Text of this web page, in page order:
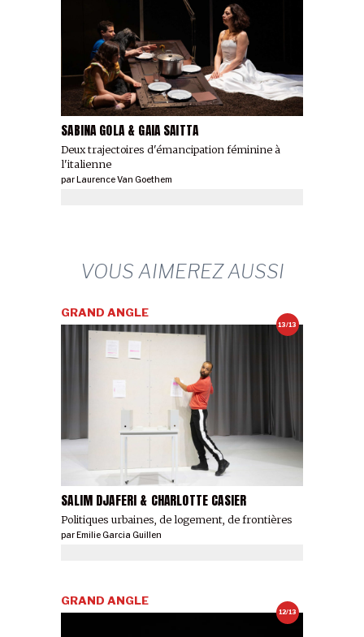
SABINA GOLA & GAIA SAITTA
Deux trajectoires d'émancipation féminine à
l'italienne
par Laurence Van Goethem
VOUS AIMEREZ AUSSI
13/13
SALIM DJAFERI & CHARLOTTE CASIER
Politiques urbaines, de logement, de frontières
GRAND ANGLE
parEmilie Garcia Guillen
12/13
GRAND ANGLE